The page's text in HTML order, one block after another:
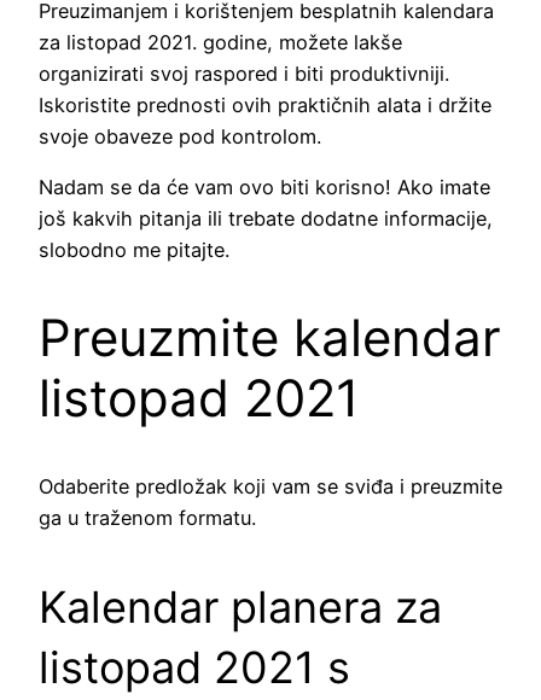
Preuzimanjem i korištenjem besplatnih kalendara
za listopad 2021. godine, možete lakše
organizirati svoj raspored i biti produktivniji.
Iskoristite prednosti ovih praktičnih alata i držite
svoje obaveze pod kontrolom.
Nadam se da će vam ovo biti korisno! Ako imate
još kakvih pitanja ili trebate dodatne informacije,
slobodno me pitajte.
Preuzmite kalendar
listopad 2021
Odaberite predložak koji vam se sviđa i preuzmite
ga u traženom formatu.
Kalendar planera za
listopad 2021 s